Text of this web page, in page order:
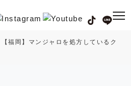
【福岡】マンジャロを処方しているク